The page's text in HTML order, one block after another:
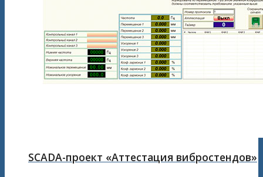
SCADA-проект «Аттестация вибростендов»